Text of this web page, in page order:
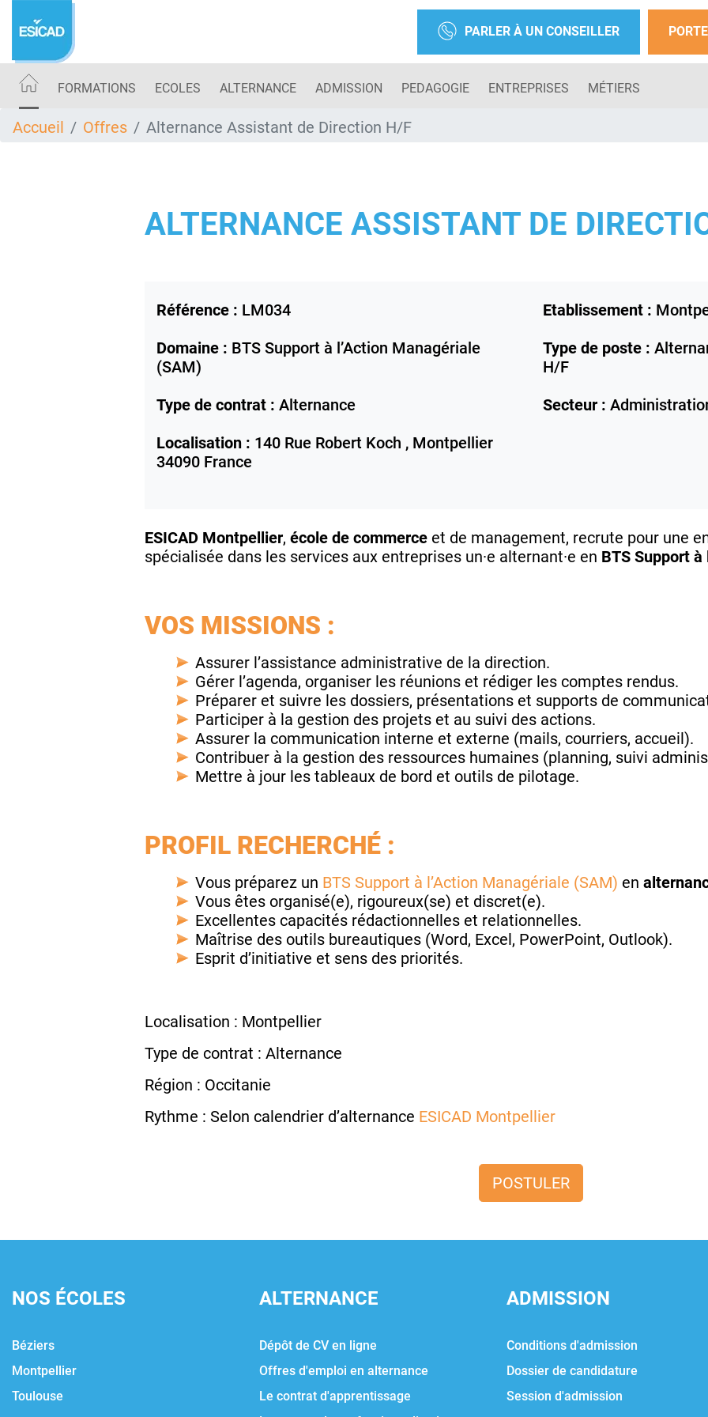
contenu
PARLER À UN CONSEILLER
FORMATIONS ECOLES ALTERNANCE ADMISSION PEDAGOGIE ENTREPRISES MÉTIERS
Accueil Offres Alternance Assistant de Direction H/F
ALTERNANCE ASSISTANT DE
Référence : LM034 Etablissement :
Domaine : BTS Support à l’Action Managériale
(SAM)
Type de poste :
H/F
Type de contrat : Alternance Secteur :
Localisation : 140 Rue Robert Koch , Montpellier
34090 France
ESICAD Montpellier, école de commerce et de management, recrute pour une
spécialisée dans les services aux entreprises un·e alternant·e en BTS Support
VOS MISSIONS :
Assurer l’assistance administrative de la direction.
Gérer l’agenda, organiser les réunions et rédiger les comptes rendus.
Préparer et suivre les dossiers, présentations et supports de
Participer à la gestion des projets et au suivi des actions.
Assurer la communication interne et externe (mails, courriers, accueil).
Contribuer à la gestion des ressources humaines (planning, suivi
Mettre à jour les tableaux de bord et outils de pilotage.
PROFIL RECHERCHÉ :
Vous préparez un BTS Support à l’Action Managériale (SAM) en
Vous êtes organisé(e), rigoureux(se) et discret(e).
Excellentes capacités rédactionnelles et relationnelles.
Maîtrise des outils bureautiques (Word, Excel, PowerPoint, Outlook).
Esprit d’initiative et sens des priorités.
Localisation : Montpellier
Type de contrat : Alternance
Région : Occitanie
Rythme : Selon calendrier d’alternance ESICAD Montpellier
POSTULER
NOS ÉCOLES
Béziers
Montpellier
Toulouse
ALTERNANCE
Dépôt de CV en ligne
Offres d'emploi en alternance
Le contrat d'apprentissage
ADMISSION
Conditions d'admission
Dossier de candidature
Session d'admission